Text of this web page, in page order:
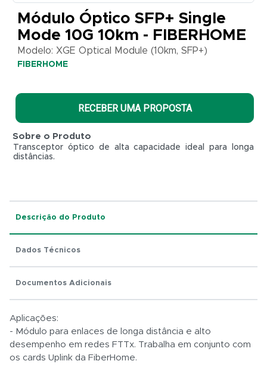
Module
(10km,
SFP+)
FIBERHOME
Módulo Óptico SFP+ Single
Mode 10G 10km - FIBERHOME
Modelo: XGE Optical Module (10km, SFP+)
FIBERHOME
RECEBER UMA PROPOSTA
R$ 0,01
Total:
R$ 0,01
Sobre o Produto
Transceptor óptico de alta capacidade ideal para longa
distâncias.
Descrição do Produto
Dados Técnicos
Documentos Adicionais
Aplicações:
- Módulo para enlaces de longa distância e alto
desempenho em redes FTTx. Trabalha em conjunto com
os cards Uplink da FiberHome.